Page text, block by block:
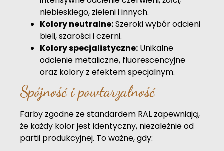
niebieskiego, zieleni i innych.
Kolory neutralne:Szeroki wybór odcieni
bieli, szarości i czerni.
Kolory specjalistyczne: Unikalne
odcienie metaliczne, fluorescencyjne
oraz kolory z efektem specjalnym.
Spójność i powtarzalność
Farby zgodne ze standardem RAL zapewniają,
że każdy kolor jest identyczny, niezależnie od
partii produkcyjnej. To ważne, gdy: